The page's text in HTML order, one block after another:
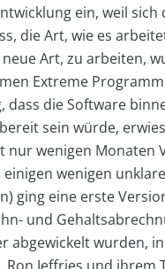
ein, weil sich
die Art, wie es
Art, zu arbeiten,
Extreme
dass die Software
sein würde,
nur wenigen Monaten
wenigen
ging eine erste
und
abgewickelt wurden,